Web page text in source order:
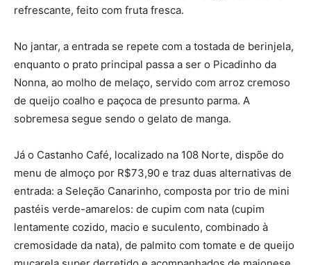
refrescante, feito com fruta fresca.
No jantar, a entrada se repete com a tostada de berinjela,
enquanto o prato principal passa a ser o Picadinho da
Nonna, ao molho de melaço, servido com arroz cremoso
de queijo coalho e paçoca de presunto parma. A
sobremesa segue sendo o gelato de manga.
Já o Castanho Café, localizado na 108 Norte, dispõe do
menu de almoço por R$73,90 e traz duas alternativas de
entrada: a Seleção Canarinho, composta por trio de mini
pastéis verde-amarelos: de cupim com nata (cupim
lentamente cozido, macio e suculento, combinado à
cremosidade da nata), de palmito com tomate e de queijo